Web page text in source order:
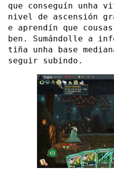
que conseguín unha
nivel de ascensión
e aprendín que
ben. Sumándolle a
tiña unha base
seguir subindo.